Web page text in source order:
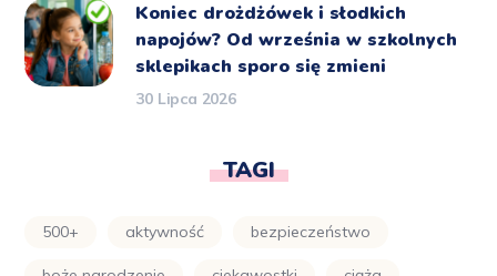
Koniec drożdżówek i słodkich
napojów? Od września w szkolnych
sklepikach sporo się zmieni
30 Lipca 2026
TAGI
500+ aktywność bezpieczeństwo